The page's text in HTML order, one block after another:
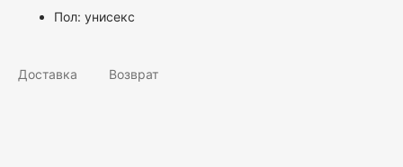
Пол: унисекс
Доставка Возврат